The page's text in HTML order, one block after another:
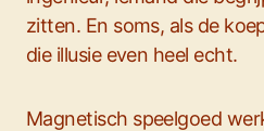
zitten. En soms, als de
die illusie even heel echt.
Magnetisch speelgoed